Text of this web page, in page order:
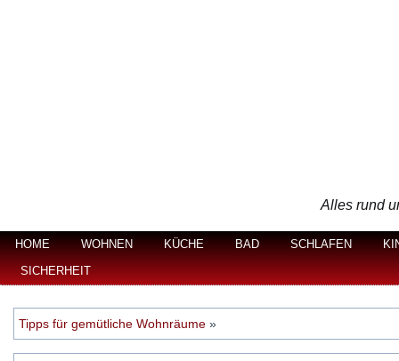
Alles rund
HOME WOHNEN KÜCHE BAD SCHLAFEN
SICHERHEIT
Tipps für gemütliche Wohnräume »